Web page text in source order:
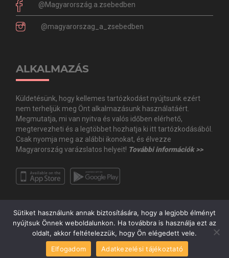
@Magyarország.a.zsebedben
@magyarorszag_a_zsebedben
ALKALMAZÁS
Küldetésünk, hogy kellemes tartózkodást nyújtsunk ezért
nem terheljük meg Önt alkalmazásunk használatáért.
Megmutatja, mi van nyitva és valós időben elérhető,
megtervezheti és a legtöbbet hozhatja ki itt tartózkodásából.
Csak nyomja meg az alábbi ikonokat, és élvezze
Magyarország varázslatos helyeit! További információk >>
Copyright © Minden jog fenntartva. 2020 Guide.Me Kft. | Magyarország a
zsebedben
Sütiket használunk annak biztosítására, hogy a legjobb élményt
nyújtsuk Önnek weboldalunkon. Ha továbbra is használja ezt az
oldalt, akkor feltételezzük, hogy Ön elégedett vele.
Elfogadom
Adatkezelési tájékoztató